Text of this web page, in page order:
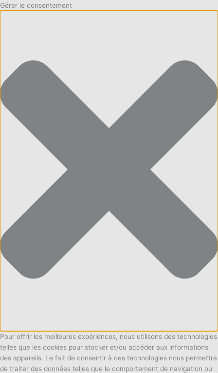
Gérer le consentement
Pour offrir les meilleures expériences, nous utilisons des technologies
telles que les cookies pour stocker et/ou accéder aux informations
des appareils. Le fait de consentir à ces technologies nous permettra
de traiter des données telles que le comportement de navigation ou